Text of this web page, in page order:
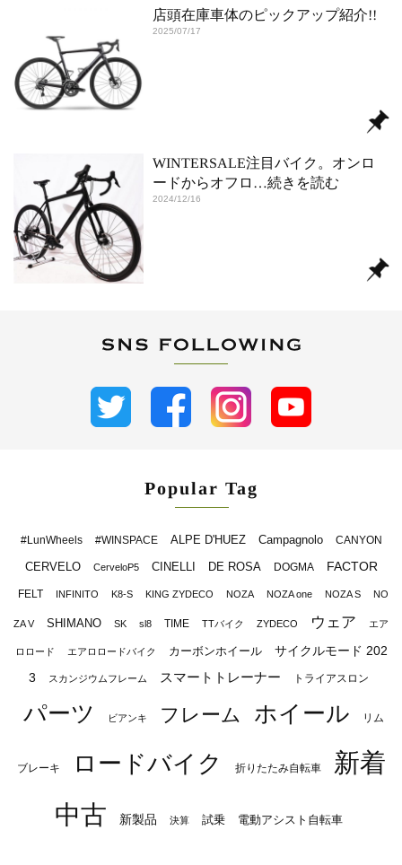
店頭在庫車体のピックアップ紹介!!
2025/07/17
WINTERSALE注目バイク。オンロ
ードからオフロ …続きを読む
2024/12/16
Popular Tag
#LunWheels #WINSPACE ALPE D'HUEZ Campagnolo CANYON
CERVELO CerveloP5 CINELLI DE ROSA DOGMA FACTOR
FELT INFINITO K8-S KING ZYDECO NOZA NOZA one NOZA S NO
ZA V SHIMANO SK sl8 TIME TTバイク ZYDECO ウェア エア
ロロード エアロロードバイク カーボンホイール
サイクルモード 202
3
スカンジウムフレーム スマートトレーナー トライアスロン
パーツ ビアンキ フレーム ホイール リム
ブレーキ ロードバイク 折りたたみ自転車
新着
中古
新製品 決算 試乗 電動アシスト自転車